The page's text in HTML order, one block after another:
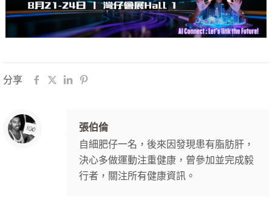
分享
張伯倫
自細肥仔一名，後來因發現患有脂肪肝，
決心多做運動注重健康，曾參加並完成毅
行者，關注所有健康資訊。